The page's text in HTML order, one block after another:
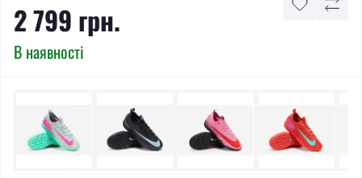
2 799 грн.
В наявності